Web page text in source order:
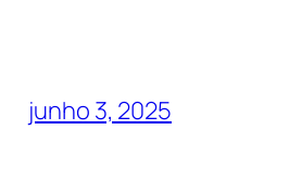
junho 3, 2025